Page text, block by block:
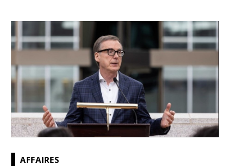
AFFAIRES